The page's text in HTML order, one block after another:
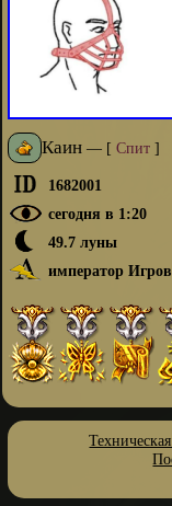
Каин— [ Спит]
1682001
сегодня в 1:20
49.7 луны
император